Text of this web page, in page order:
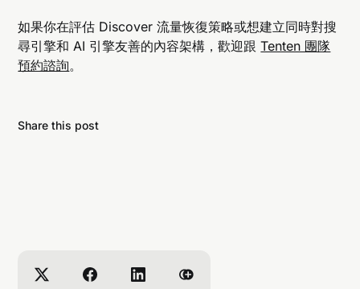
如果你在評估 Discover 流量恢復策略或想建立同時對搜
尋引擎和 AI 引擎友善的內容架構，歡迎跟Tenten 團隊
預約諮詢。
Share this post